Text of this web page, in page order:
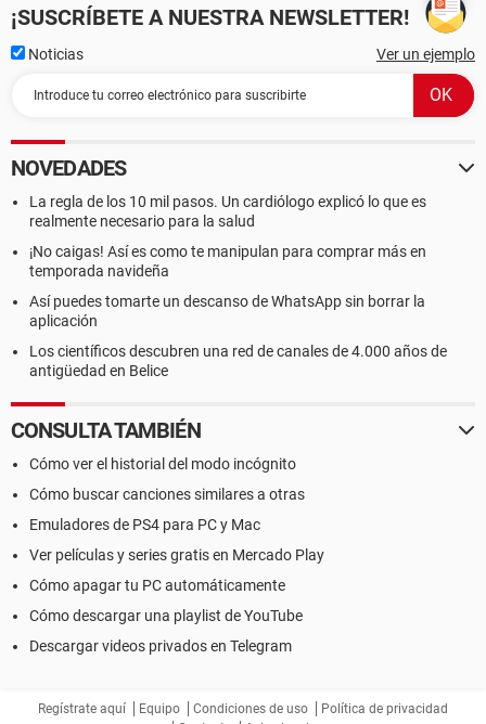
¡SUSCRÍBETE A NUESTRA NEWSLETTER!
Noticias Ver un ejemplo
NOVEDADES
La regla de los 10 mil pasos. Un cardiólogo explicó lo que es
realmente necesario para la salud
¡No caigas! Así es como te manipulan para comprar más en
temporada navideña
Así puedes tomarte un descanso de WhatsApp sin borrar la
aplicación
Los científicos descubren una red de canales de 4.000 años de
antigüedad en Belice
CONSULTA TAMBIÉN
Cómo ver el historial del modo incógnito
Cómo buscar canciones similares a otras
Emuladores de PS4 para PC y Mac
Ver películas y series gratis en Mercado Play
Cómo apagar tu PC automáticamente
Cómo descargar una playlist de YouTube
Descargar videos privados en Telegram
Regístrate aquí Equipo Condiciones de uso
Política de privacidad